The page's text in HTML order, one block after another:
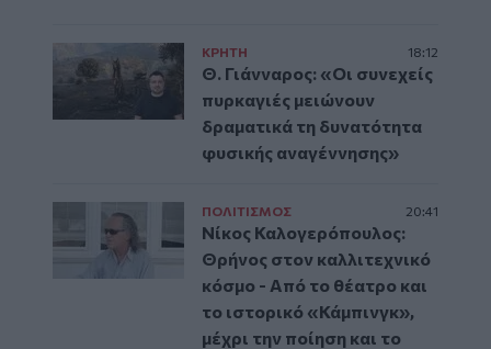
ΚΡΗΤΗ 18:12
Θ. Γιάνναρος: «Οι συνεχείς
πυρκαγιές μειώνουν
δραματικά τη δυνατότητα
φυσικής αναγέννησης»
ΠΟΛΙΤΙΣΜΟΣ 20:41
Νίκος Καλογερόπουλος:
Θρήνος στον καλλιτεχνικό
κόσμο - Από το θέατρο και
το ιστορικό «Κάμπινγκ»,
μέχρι την ποίηση και το